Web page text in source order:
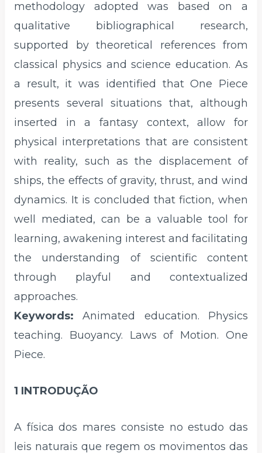
methodology adopted was based on a
qualitative bibliographical research,
supported by theoretical references from
classical physics and science education. As
a result, it was identified that One Piece
presents several situations that, although
inserted in a fantasy context, allow for
physical interpretations that are consistent
with reality, such as the displacement of
ships, the effects of gravity, thrust, and wind
dynamics. It is concluded that fiction, when
well mediated, can be a valuable tool for
learning, awakening interest and facilitating
the understanding of scientific content
through playful and contextualized
approaches.
Keywords: Animated education. Physics
teaching. Buoyancy. Laws of Motion. One
Piece.
1 INTRODUÇÃO
A física dos mares consiste no estudo das
leis naturais que regem os movimentos das